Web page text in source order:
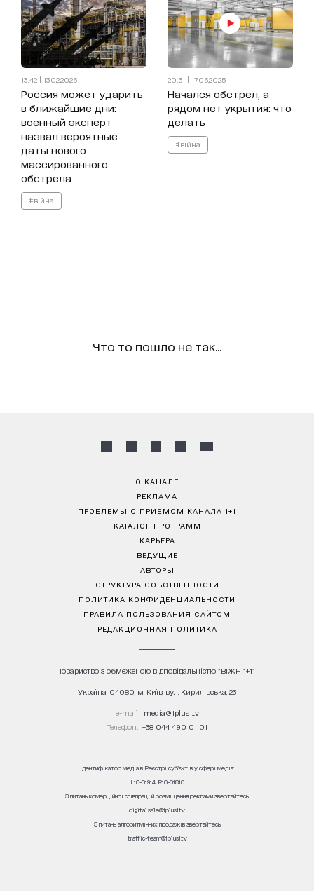
13:42 | 13.02.2026
Россия может ударить
в ближайшие дни:
военный эксперт
назвал вероятные
даты нового
массированного
обстрела
#війна
20:31 | 17.06.2025
Начался обстрел, а
рядом нет укрытия: что
делать
#війна
Что то пошло не так...
О КАНАЛЕ
РЕКЛАМА
ПРОБЛЕМЫ С ПРИЁМОМ КАНАЛА 1+1
КАТАЛОГ ПРОГРАММ
КАРЬЕРА
ВЕДУЩИЕ
АВТОРЫ
СТРУКТУРА СОБСТВЕННОСТИ
ПОЛИТИКА КОНФИДЕНЦИАЛЬНОСТИ
ПРАВИЛА ПОЛЬЗОВАНИЯ САЙТОМ
РЕДАКЦИОННАЯ ПОЛИТИКА
Товариство з обмеженою відповідальністю "ВІЖН 1+1"
Україна, 04080, м. Київ, вул. Кирилівська, 23
е-mail: media@1plus1.tv
Телефон: +38 044 490 01 01
Ідентифікатор медіа в Реєстрі суб’єктів у сфері медіа:
L10-01914, R10-01810
З питань комерційної співпраці й розміщення реклами звертайтесь
digital.sale@1plus1.tv
З питань алгоритмічних продажів звертайтесь
traffic-team@1plus1.tv